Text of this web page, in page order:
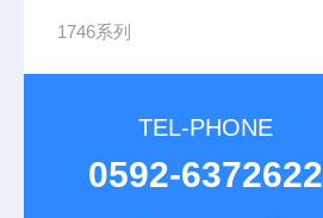
1746系列
TEL-PHONE
0592-6372622